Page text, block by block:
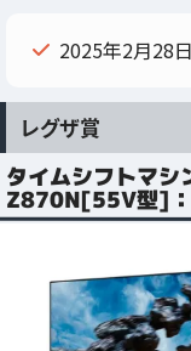
2025年2月28
レグザ賞
タイムシフトマ
Z870N[55V型]